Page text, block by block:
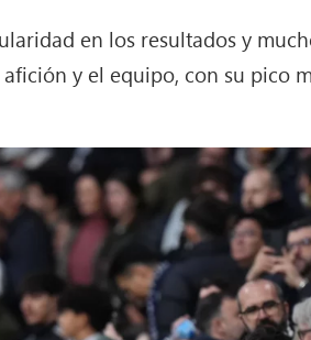
en los resultados y
y el equipo, con su pico